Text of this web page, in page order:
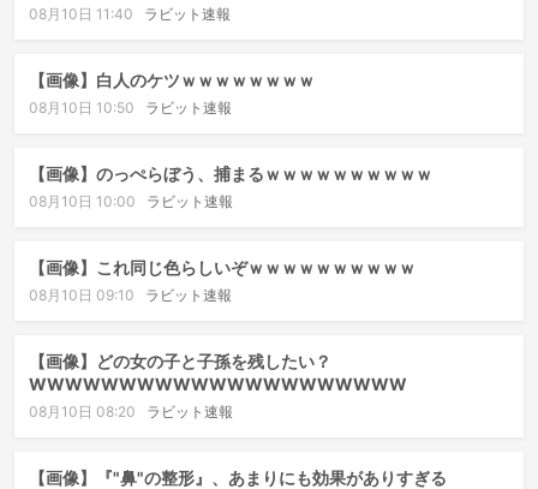
08月10日 11:40 ラビット速報
【画像】白人のケツｗｗｗｗｗｗｗｗ
08月10日 10:50 ラビット速報
【画像】のっぺらぼう、捕まるｗｗｗｗｗｗｗｗｗｗ
08月10日 10:00 ラビット速報
【画像】これ同じ色らしいぞｗｗｗｗｗｗｗｗｗｗ
08月10日 09:10 ラビット速報
【画像】どの女の子と子孫を残したい？
WWWWWWWWWWWWWWWWWWWWW
08月10日 08:20 ラビット速報
【画像】『"鼻"の整形』、あまりにも効果がありすぎる